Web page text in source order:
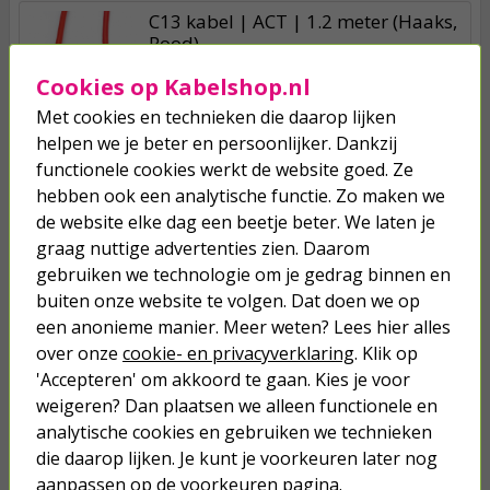
C13 kabel | ACT | 1.2 meter (Haaks,
Rood)
5,95
C13 kabel | ACT | 1.2 meter (Haaks,
Blauw)
5,95
C13 kabel | ACT | 1.2 meter (Haaks,
Geel)
5,95
Cookies op Kabelshop.nl
Met cookies en technieken die daarop lijken
helpen we je beter en persoonlijker. Dankzij
functionele cookies werkt de website goed. Ze
hebben ook een analytische functie. Zo maken we
de website elke dag een beetje beter. We laten je
graag nuttige advertenties zien. Daarom
gebruiken we technologie om je gedrag binnen en
buiten onze website te volgen. Dat doen we op
een anonieme manier. Meer weten? Lees hier alles
over onze cookie- en privacyverklaring. Klik op
'Accepteren' om akkoord te gaan. Kies je voor
weigeren? Dan plaatsen we alleen functionele en
analytische cookies en gebruiken we technieken
die daarop lijken. Je kunt je voorkeuren later nog
aanpassen op de voorkeuren pagina.